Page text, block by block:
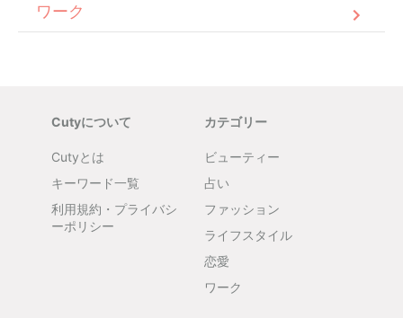
ワーク
Cutyについて
Cutyとは
キーワード一覧
利用規約・プライバシ
ーポリシー
カテゴリー
ビューティー
占い
ファッション
ライフスタイル
恋愛
ワーク